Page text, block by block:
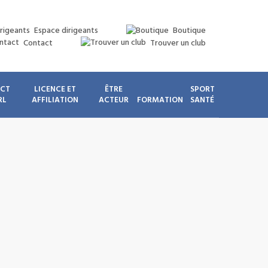
Espace dirigeants
Boutique
Contact
Trouver un club
LICENCE ET
AFFILIATION
ÊTRE
ACTEUR
FORMATION
SPORT
SANTÉ